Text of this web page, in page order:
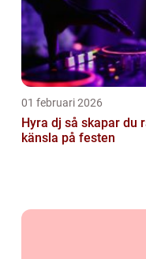
01 februari 2026
Hyra dj så skapar du rätt
känsla på festen